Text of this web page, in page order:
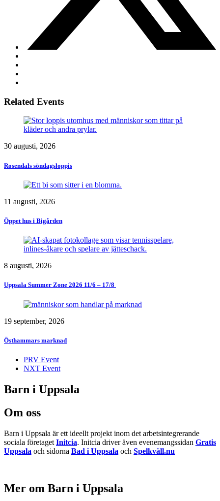
Related Events
30 augusti, 2026
Rosendals söndagsloppis
11 augusti, 2026
Öppet hus i Bigården
8 augusti, 2026
Uppsala Summer Zone 2026 11/6 – 17/8 ​
19 september, 2026
Östhammars marknad
PRV Event
NXT Event
Barn i Uppsala
Om oss
Barn i Uppsala är ett ideellt projekt inom det arbetsintegrerande
sociala företaget Initcia. Initcia driver även evenemangssidan Gratis
Uppsala och sidorna Bad i Uppsala och Spelkväll.nu
Mer om Barn i Uppsala